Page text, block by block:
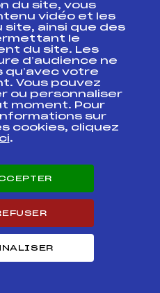
DE
U17
FFS
DU
ETAPE4
FFS
DE
U17
FFS
FFS
NATIONAL
du site, vous
vidéo et les
ainsi que des
le
du site. Les
d’audience ne
votre
Vous pouvez
ou personnaliser
moment. Pour
sur
cookies, cliquez
.